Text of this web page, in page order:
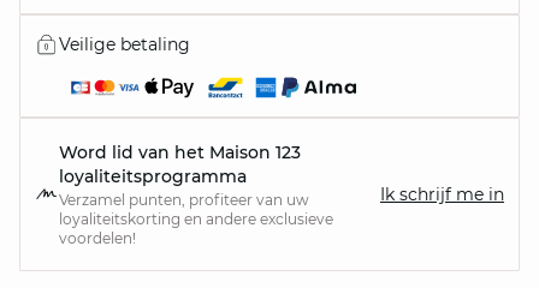
Veilige betaling
Word lid van het Maison 123
loyaliteitsprogramma
Verzamel punten, profiteer van uw
loyaliteitskorting en andere exclusieve
voordelen!
Ik schrijf me in